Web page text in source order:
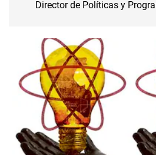
Director de Políticas y